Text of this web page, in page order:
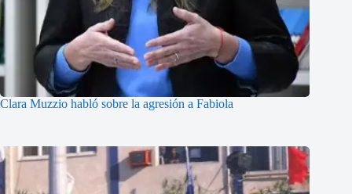
Clara Muzzio habló sobre la agresión a Fabiola